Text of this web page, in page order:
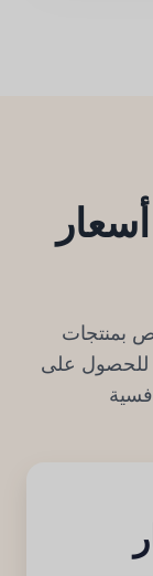
بمنتجات
للحصول على